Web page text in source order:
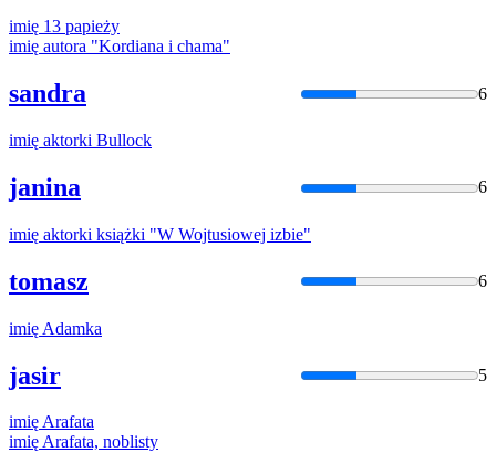
imię 13 papieży
imię autora "Kordiana i chama"
sandra 6
imię aktorki Bullock
janina 6
imię aktorki książki "W Wojtusiowej izbie"
tomasz 6
imię Adamka
jasir 5
imięArafata
imięArafata, noblisty